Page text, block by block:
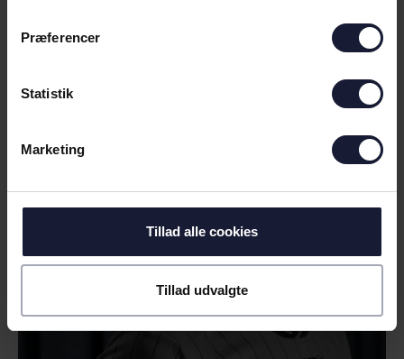
Præferencer
Statistik
Marketing
Tillad alle cookies
Tillad udvalgte
TIL AGF